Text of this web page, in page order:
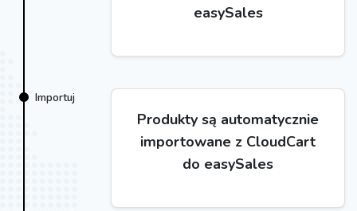
easySales
Importuj
Produkty są automatycznie
importowane z CloudCart
do easySales